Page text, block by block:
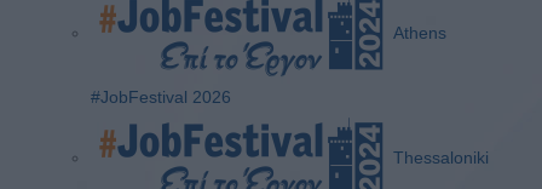
Athens
#JobFestival 2026
Thessaloniki